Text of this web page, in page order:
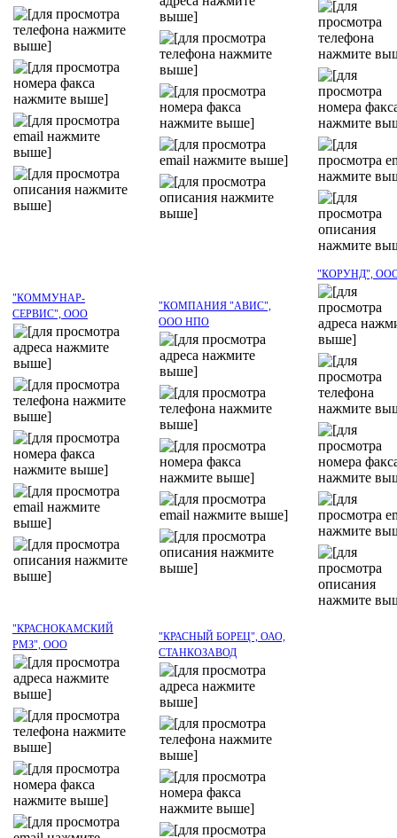
"КОММУНАР-
СЕРВИС", ООО
"КОМПАНИЯ "АВИС",
ООО НПО
"КОРУНД",
"КРАСНОКАМСКИЙ
РМЗ", ООО
"КРАСНЫЙ БОРЕЦ", ОАО,
СТАНКОЗАВОД